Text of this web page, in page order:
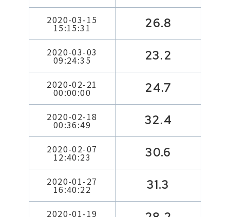
2020-03-15
15:15:31 26.8
2020-03-03
09:24:35 23.2
2020-02-21
00:00:00 24.7
2020-02-18
00:36:49 32.4
2020-02-07
12:40:23 30.6
2020-01-27
16:40:22 31.3
2020-01-19